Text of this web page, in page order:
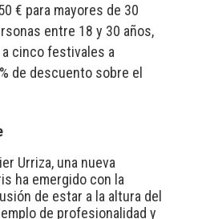
€ para mayores de 30
entre 18 y 30 años,
cinco festivales a
de descuento sobre el
Urriza, una nueva
ha emergido con la
de estar a la altura del
de profesionalidad y